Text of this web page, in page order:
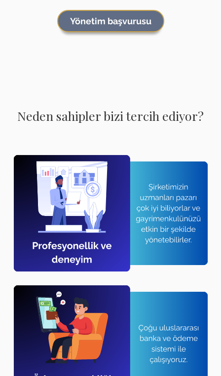
Yönetim başvurusu
Neden sahipler bizi tercih ediyor?